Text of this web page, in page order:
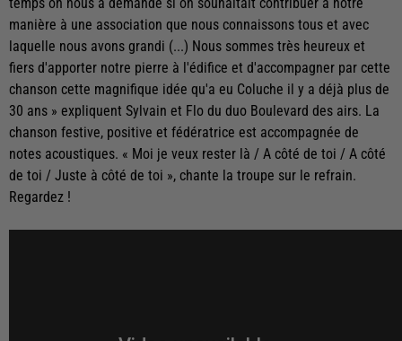
temps on nous a demandé si on souhaitait contribuer à notre
manière à une association que nous connaissons tous et avec
laquelle nous avons grandi (...) Nous sommes très heureux et
fiers d'apporter notre pierre à l'édifice et d'accompagner par cette
chanson cette magnifique idée qu'a eu Coluche il y a déjà plus de
30 ans » expliquent Sylvain et Flo du duo Boulevard des airs. La
chanson festive, positive et fédératrice est accompagnée de
notes acoustiques. « Moi je veux rester là / A côté de toi / A côté
de toi / Juste à côté de toi », chante la troupe sur le refrain.
Regardez !